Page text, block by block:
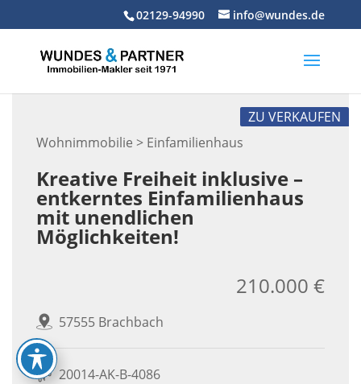
02129-94990 info@wundes.de
Wohnimmobilie > Einfamilienhaus
ZU VERKAUFEN
Kreative Freiheit inklusive –
entkerntes Einfamilienhaus
mit unendlichen
Möglichkeiten!
57555 Brachbach
210.000 €
20014-AK-B-4086